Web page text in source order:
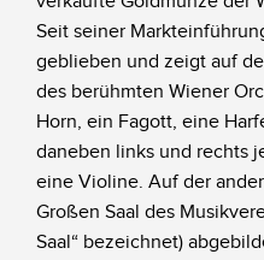
Seit seiner
geblieben und zeigt auf
des berühmten Wiener
Horn, ein Fagott, eine
daneben links und rechts
eine Violine. Auf der
Großen Saal des
Saal“ bezeichnet)